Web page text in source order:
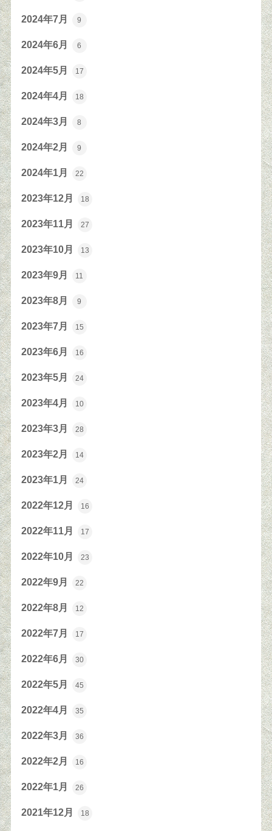
2024年7月 9
2024年6月 6
2024年5月 17
2024年4月 18
2024年3月 8
2024年2月 9
2024年1月 22
2023年12月 18
2023年11月 27
2023年10月 13
2023年9月 11
2023年8月 9
2023年7月 15
2023年6月 16
2023年5月 24
2023年4月 10
2023年3月 28
2023年2月 14
2023年1月 24
2022年12月 16
2022年11月 17
2022年10月 23
2022年9月 22
2022年8月 12
2022年7月 17
2022年6月 30
2022年5月 45
2022年4月 35
2022年3月 36
2022年2月 16
2022年1月 26
2021年12月 18